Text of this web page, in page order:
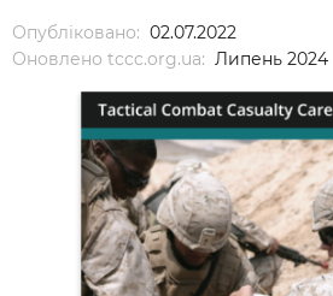
Опубліковано: 02.07.2022
Оновлено tccc.org.ua: Липень 2024